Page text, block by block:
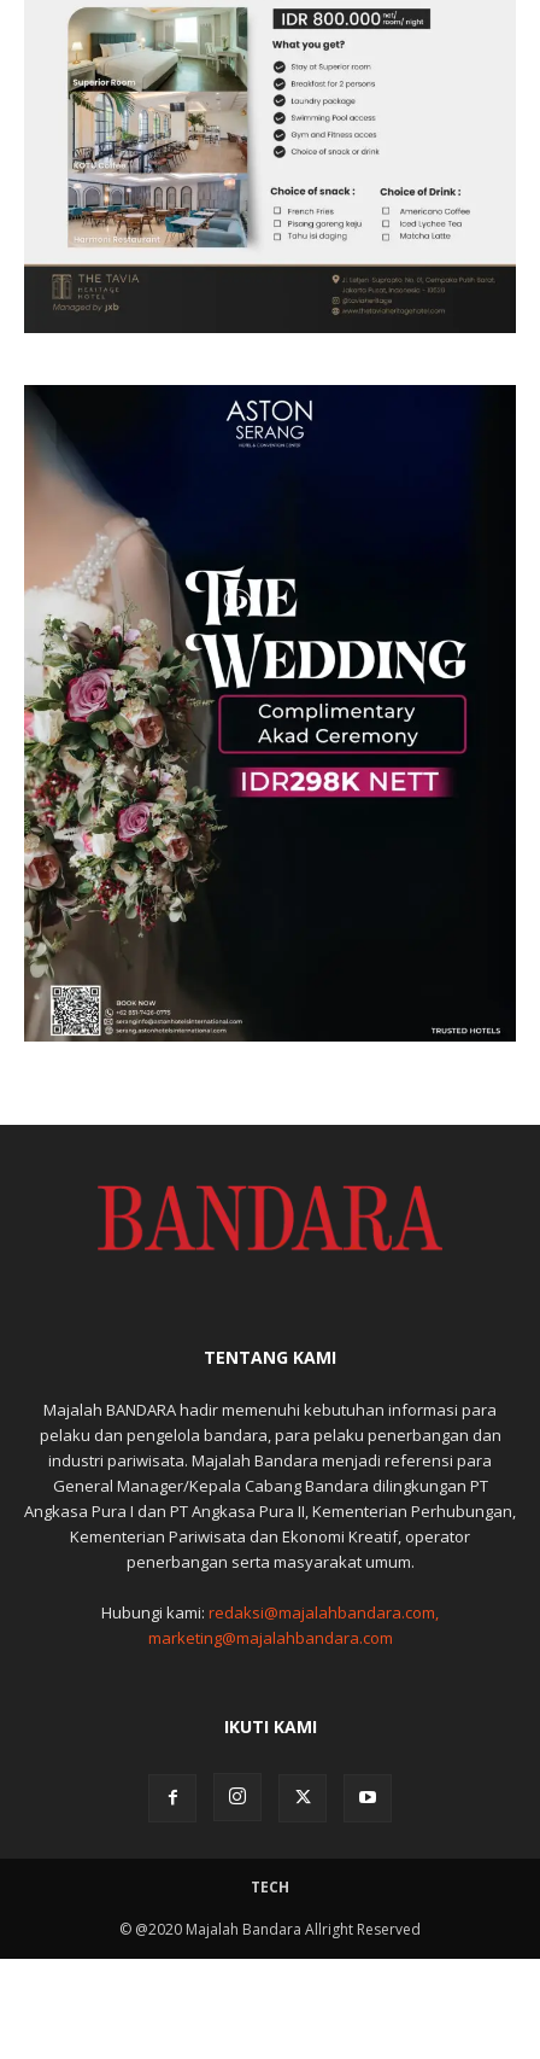
TENTANG KAMI
Majalah BANDARA hadir memenuhi kebutuhan informasi para
pelaku dan pengelola bandara, para pelaku penerbangan dan
industri pariwisata. Majalah Bandara menjadi referensi para
General Manager/Kepala Cabang Bandara dilingkungan PT
Angkasa Pura I dan PT Angkasa Pura II, Kementerian Perhubungan,
Kementerian Pariwisata dan Ekonomi Kreatif, operator
penerbangan serta masyarakat umum.
Hubungi kami: redaksi@majalahbandara.com,
marketing@majalahbandara.com
IKUTI KAMI
TECH
© @2020 Majalah Bandara Allright Reserved